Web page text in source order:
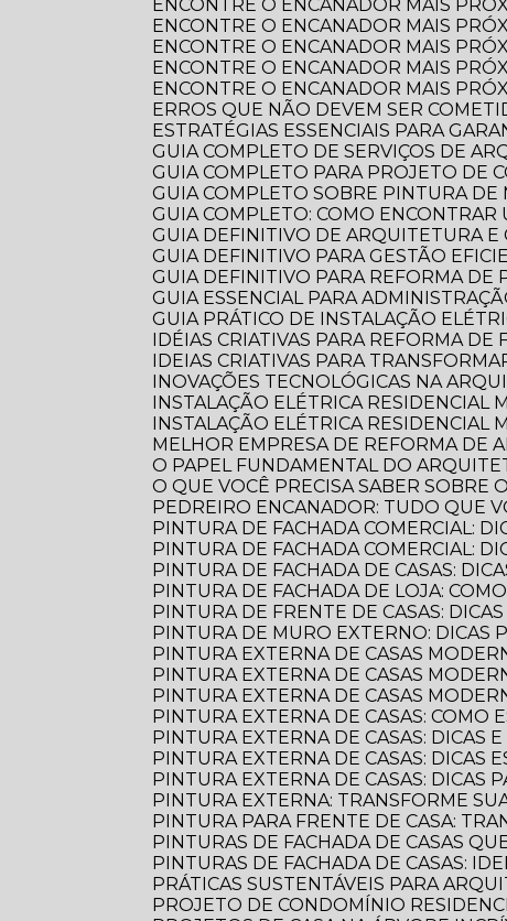
ENCONTRE O ENCANADOR MAIS
ENCONTRE O ENCANADOR MAIS
ENCONTRE O ENCANADOR MAIS
ENCONTRE O ENCANADOR MAIS
ENCONTRE O ENCANADOR MAIS
ERROS QUE NÃO DEVEM SER
ESTRATÉGIAS ESSENCIAIS PARA
GUIA COMPLETO DE SERVIÇOS DE
GUIA COMPLETO PARA PROJETO DE
GUIA COMPLETO SOBRE PINTURA
GUIA COMPLETO: COMO
GUIA DEFINITIVO DE ARQUITETURA
GUIA DEFINITIVO PARA GESTÃO
GUIA DEFINITIVO PARA REFORMA
GUIA ESSENCIAL PARA
GUIA PRÁTICO DE INSTALAÇÃO
IDÉIAS CRIATIVAS PARA REFORMA DE
IDEIAS CRIATIVAS PARA
INOVAÇÕES TECNOLÓGICAS NA
INSTALAÇÃO ELÉTRICA RESIDENCIAL
INSTALAÇÃO ELÉTRICA RESIDENCIAL
MELHOR EMPRESA DE REFORMA DE
O PAPEL FUNDAMENTAL DO
O QUE VOCÊ PRECISA SABER
PEDREIRO ENCANADOR: TUDO QUE
PINTURA DE FACHADA COMERCIAL:
PINTURA DE FACHADA COMERCIAL:
PINTURA DE FACHADA DE CASAS:
PINTURA DE FACHADA DE LOJA:
PINTURA DE FRENTE DE CASAS:
PINTURA DE MURO EXTERNO: DICAS
PINTURA EXTERNA DE CASAS
PINTURA EXTERNA DE CASAS
PINTURA EXTERNA DE CASAS
PINTURA EXTERNA DE CASAS:
PINTURA EXTERNA DE CASAS: DICAS
PINTURA EXTERNA DE CASAS: DICAS
PINTURA EXTERNA DE CASAS: DICAS
PINTURA EXTERNA: TRANSFORME
PINTURA PARA FRENTE DE CASA:
PINTURAS DE FACHADA DE CASAS
PINTURAS DE FACHADA DE CASAS:
PRÁTICAS SUSTENTÁVEIS PARA
PROJETO DE CONDOMÍNIO